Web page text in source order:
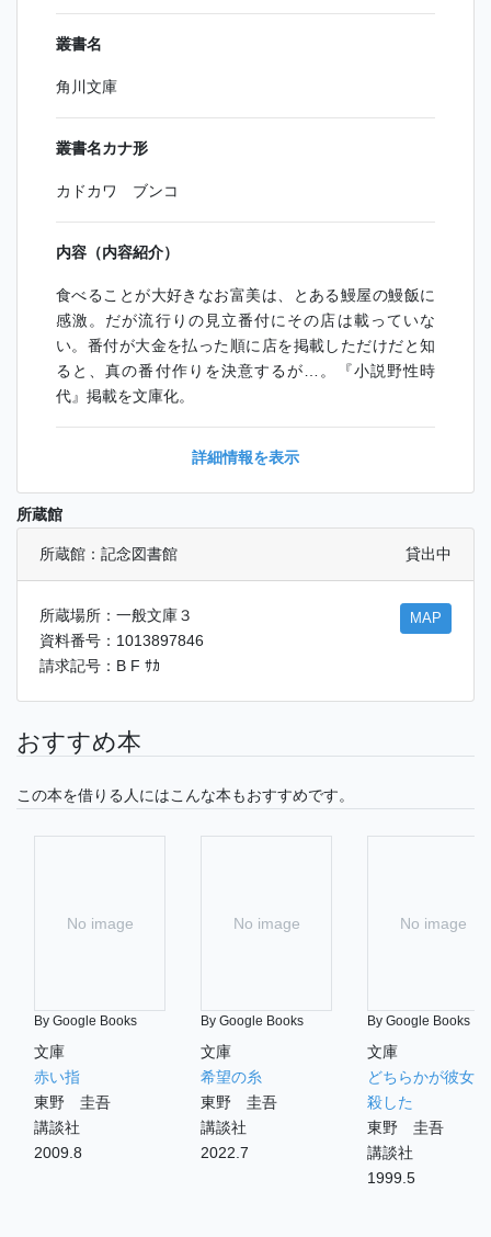
叢書名
角川文庫
叢書名カナ形
カドカワ ブンコ
内容（内容紹介）
食べることが大好きなお富美は、とある鰻屋の鰻飯に
感激。だが流行りの見立番付にその店は載っていな
い。番付が大金を払った順に店を掲載しただけだと知
ると、真の番付作りを決意するが…。『小説野性時
代』掲載を文庫化。
詳細情報を表示
所蔵館
所蔵館：記念図書館 貸出中
所蔵場所：一般文庫３
資料番号：1013897846
請求記号：B F ｻｶ
MAP
おすすめ本
この本を借りる人にはこんな本もおすすめです。
No image
By Google Books
文庫
赤い指
東野 圭吾
講談社
2009.8
No image
By Google Books
文庫
希望の糸
東野 圭吾
講談社
2022.7
No image
By Google Books
文庫
どちらかが彼女を
殺した
東野 圭吾
講談社
1999.5